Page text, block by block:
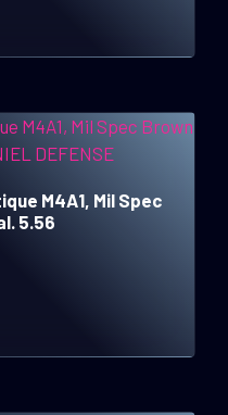
M4A1, Mil Spec
5.56